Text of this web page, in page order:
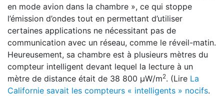
en mode avion dans la chambre », ce qui stoppe
l’émission d’ondes tout en permettant d’utiliser
certaines applications ne nécessitant pas de
communication avec un réseau, comme le réveil-matin.
Heureusement, sa chambre est à plusieurs mètres du
compteur intelligent devant lequel la lecture à un
mètre de distance était de 38 800 μW/m2. (Lire La
Californie savait les compteurs « intelligents » nocifs.